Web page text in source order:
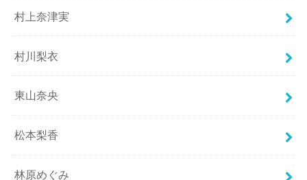
村上奈津実
村川梨衣
東山奈央
松本梨香
林原めぐみ